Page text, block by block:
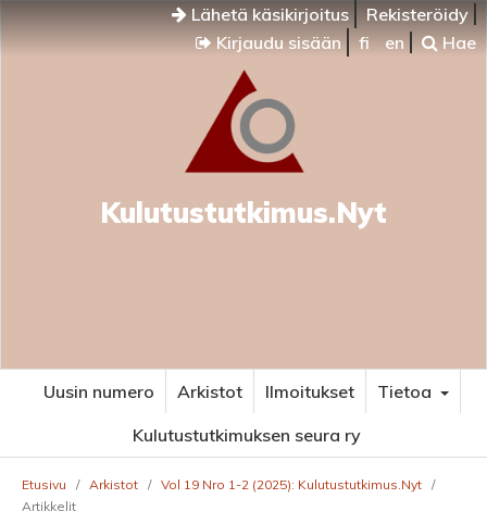
Lähetä käsikirjoitus
Rekisteröidy
Kirjaudu sisään
fi en Hae
Kulutustutkimus.Nyt
Uusin numero Arkistot Ilmoitukset
Tietoa
Kulutustutkimuksen seura ry
Etusivu / Arkistot / Vol 19 Nro 1-2 (2025): Kulutustutkimus.Nyt /
Artikkelit